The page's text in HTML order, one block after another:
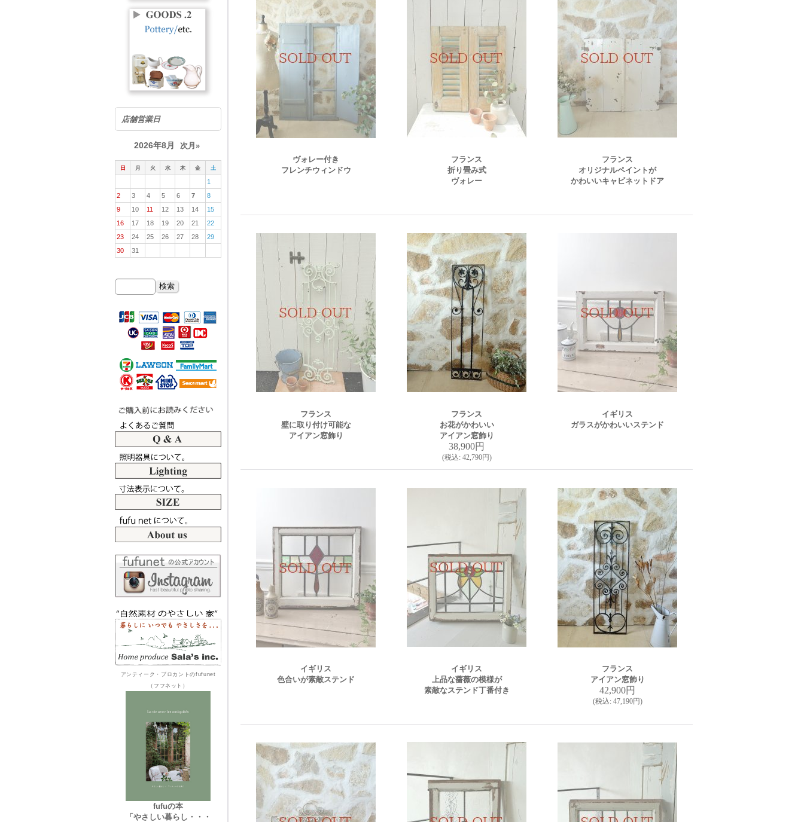
店舗営業日
2026年8月 次月»
日 月 火 水 木 金 土
1
2
3 4 5 6 7
8
9
10 11 12 13 14
15
16
17 18 19 20 21
22
23
24 25 26 27 28
29
30
31
アンティーク・ブロカントのfufunet
（フフネット）
fufuの本
「やさしい暮らし・・・
ヴォレー付き
フレンチウィンドウ
フランス
折り畳み式
ヴォレー
フランス
オリジナルペイントが
かわいいキャビネットドア
フランス
壁に取り付け可能な
アイアン窓飾り
フランス
お花がかわいい
アイアン窓飾り
38,900円
(税込: 42,790円)
イギリス
ガラスがかわいいステンド
イギリス
色合いが素敵ステンド
イギリス
上品な薔薇の模様が
素敵なステンド丁番付き
フランス
アイアン窓飾り
42,900円
(税込: 47,190円)